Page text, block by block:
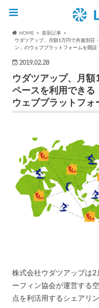
HOME
最新記事
ウダツアップ、月額1万円で共遊別荘
ン」のウェブプラットフォームを開設
2019.02.28
ウダツアップ、月
ペースを利用できる
ウェブプラットフォ
株式会社ウダツアップは
ーフィン協会が運営する
点を利活用するシェアリ